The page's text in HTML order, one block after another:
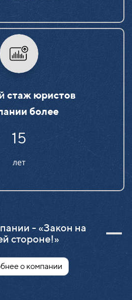
стаж юристов
более
15
лет
- «Закон на
стороне!»
о компании